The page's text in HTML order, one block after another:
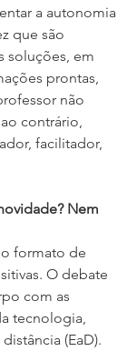
a autonomia
que são
soluções, em
prontas,
não
contrário,
facilitador,
Nem
formato de
O debate
com as
tecnologia,
(EaD).